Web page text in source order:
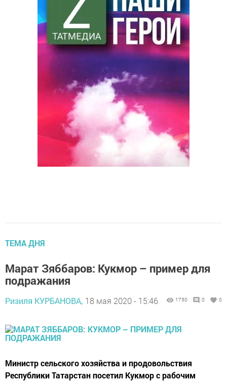
ТЕМА ДНЯ
Марат Зяббаров: Кукмор – пример для
подражания
Ризиля КУРБАНОВА, 18 мая 2020 - 15:46 1750 0 0
Министр сельского хозяйства и продовольствия
Республики Татарстан посетил Кукмор с рабочим